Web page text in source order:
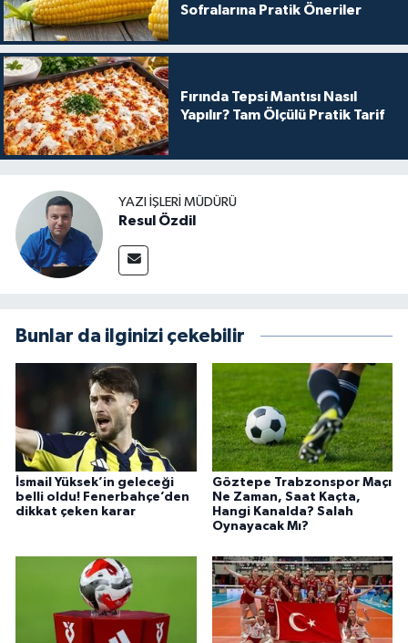
Sofralarına Pratik Öneriler
Fırında Tepsi Mantısı Nasıl
Yapılır? Tam Ölçülü Pratik Tarif
YAZI İŞLERI MÜDÜRÜ
Resul Özdil
Bunlar da ilginizi çekebilir
İsmail Yüksek’in geleceği
belli oldu! Fenerbahçe’den
dikkat çeken karar
Göztepe Trabzonspor Maçı
Ne Zaman, Saat Kaçta,
Hangi Kanalda? Salah
Oynayacak Mı?